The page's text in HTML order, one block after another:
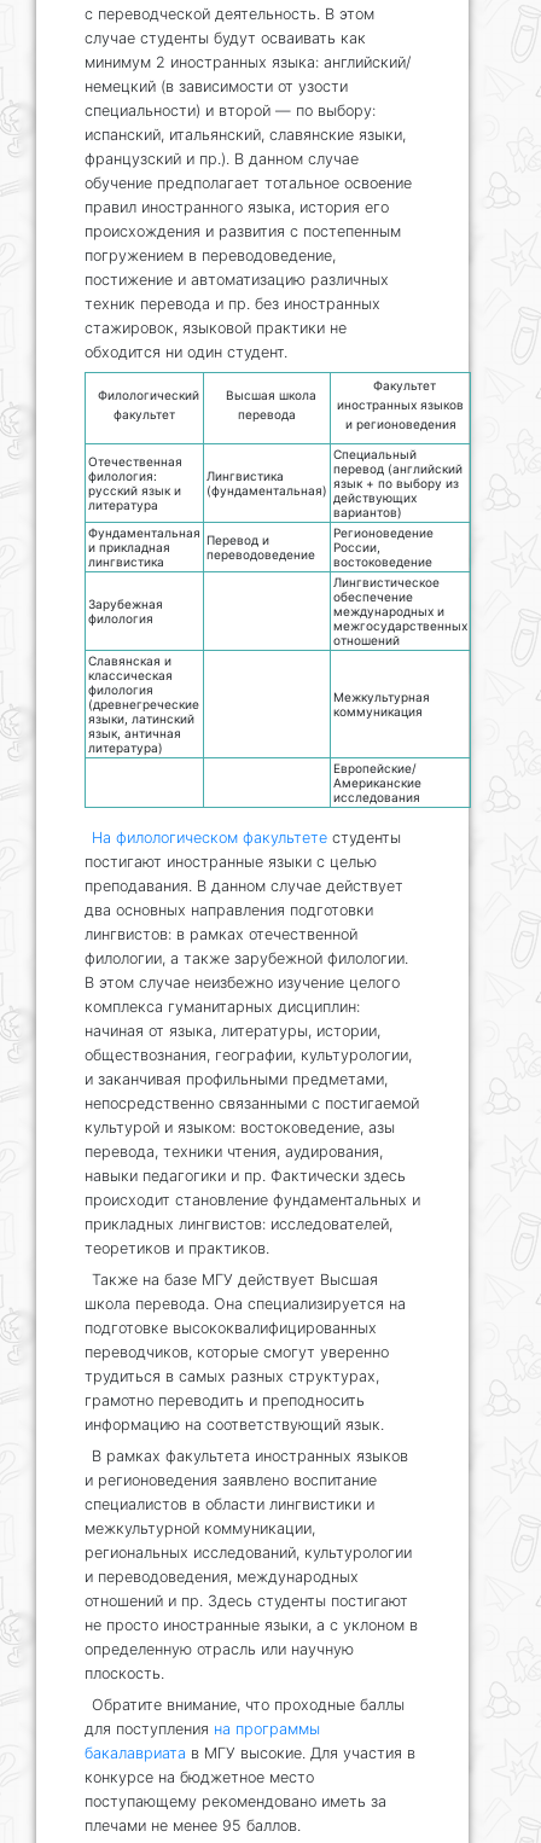
с переводческой деятельность. В этом
случае студенты будут осваивать как
минимум 2 иностранных языка: английский/
немецкий (в зависимости от узости
специальности) и второй — по выбору:
испанский, итальянский, славянские языки,
французский и пр.). В данном случае
обучение предполагает тотальное освоение
правил иностранного языка, история его
происхождения и развития с постепенным
погружением в переводоведение,
постижение и автоматизацию различных
техник перевода и пр. без иностранных
стажировок, языковой практики не
обходится ни один студент.
Филологический
факультет
Высшая школа
перевода
Факультет
иностранных языков
и регионоведения
Отечественная
филология:
русский язык и
литература
Лингвистика
(фундаментальная)
Специальный
перевод (английский
язык + по выбору из
действующих
вариантов)
Фундаментальная
и прикладная
лингвистика
Перевод и
переводоведение
Регионоведение
России,
востоковедение
Зарубежная
филология
Лингвистическое
обеспечение
международных и
межгосударственных
отношений
Славянская и
классическая
филология
(древнегреческие
языки, латинский
язык, античная
литература)
Межкультурная
коммуникация
Европейские/
Американские
исследования
На филологическом факультете студенты
постигают иностранные языки с целью
преподавания. В данном случае действует
два основных направления подготовки
лингвистов: в рамках отечественной
филологии, а также зарубежной филологии.
В этом случае неизбежно изучение целого
комплекса гуманитарных дисциплин:
начиная от языка, литературы, истории,
обществознания, географии, культурологии,
и заканчивая профильными предметами,
непосредственно связанными с постигаемой
культурой и языком: востоковедение, азы
перевода, техники чтения, аудирования,
навыки педагогики и пр. Фактически здесь
происходит становление фундаментальных и
прикладных лингвистов: исследователей,
теоретиков и практиков.
Также на базе МГУ действует Высшая
школа перевода. Она специализируется на
подготовке высококвалифицированных
переводчиков, которые смогут уверенно
трудиться в самых разных структурах,
грамотно переводить и преподносить
информацию на соответствующий язык.
В рамках факультета иностранных языков
и регионоведения заявлено воспитание
специалистов в области лингвистики и
межкультурной коммуникации,
региональных исследований, культурологии
и переводоведения, международных
отношений и пр. Здесь студенты постигают
не просто иностранные языки, а с уклоном в
определенную отрасль или научную
плоскость.
Обратите внимание, что проходные баллы
для поступления на программы
бакалавриата в МГУ высокие. Для участия в
конкурсе на бюджетное место
поступающему рекомендовано иметь за
плечами не менее 95 баллов.